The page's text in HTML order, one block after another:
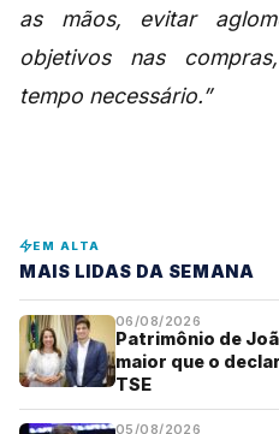
as mãos, evitar
objetivos nas
tempo necessário.”
EM ALTA
MAIS LIDAS DA SEMANA
06/08/2026
Patrimônio de
maior que o
TSE
05/08/2026